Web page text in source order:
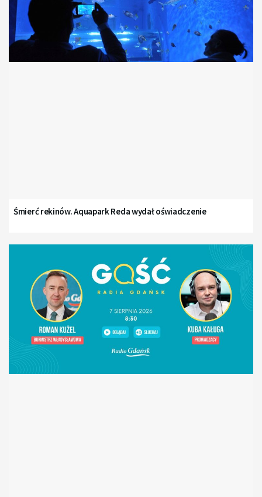
Śmierć rekinów. Aquapark Reda wydał oświadczenie